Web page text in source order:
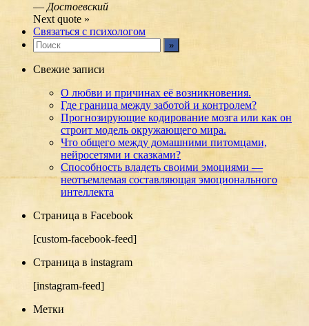
— Достоевский
Next quote »
Связаться с психологом
Свежие записи
О любви и причинах её возникновения.
Где граница между заботой и контролем?
Прогнозирующие кодирование мозга или как он
строит модель окружающего мира.
Что общего между домашними питомцами,
нейросетями и сказками?
Способность владеть своими эмоциями —
неотъемлемая составляющая эмоционального
интеллекта
Страница в Facebook
[custom-facebook-feed]
Страница в instagram
[instagram-feed]
Метки